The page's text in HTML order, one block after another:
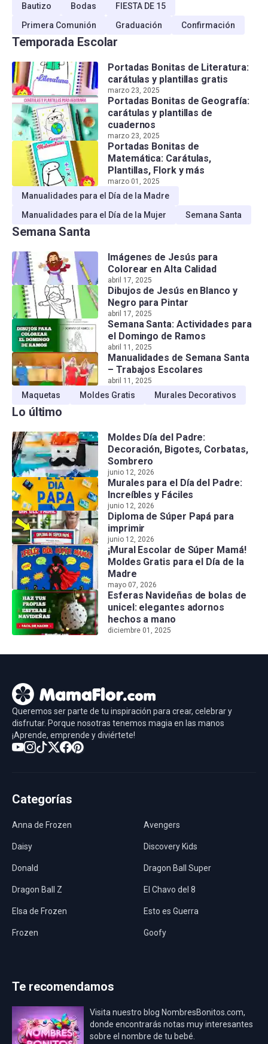
Bautizo Bodas
FIESTA DE 15
Primera Comunión
Graduación Confirmación
Temporada Escolar
Portadas Bonitas de Literatura:
carátulas y plantillas gratis
marzo 23, 2025
Portadas Bonitas de Geografía:
carátulas y plantillas de
cuadernos
marzo 23, 2025
Portadas Bonitas de
Matemática: Carátulas,
Plantillas, Flork y más
marzo 01, 2025
Manualidades para el Día de la Madre
Manualidades para el Día de la Mujer
Semana Santa
Semana Santa
Imágenes de Jesús para
Colorear en Alta Calidad
abril 17, 2025
Dibujos de Jesús en Blanco y
Negro para Pintar
abril 17, 2025
Semana Santa: Actividades para
el Domingo de Ramos
abril 11, 2025
Manualidades de Semana Santa
– Trabajos Escolares
abril 11, 2025
Maquetas Moldes Gratis Murales Decorativos
Lo último
Moldes Día del Padre:
Decoración, Bigotes, Corbatas,
Sombrero
junio 12, 2026
Murales para el Día del Padre:
Increíbles y Fáciles
junio 12, 2026
Diploma de Súper Papá para
imprimir
junio 12, 2026
¡Mural Escolar de Súper Mamá!
Moldes Gratis para el Día de la
Madre
mayo 07, 2026
Esferas Navideñas de bolas de
unicel: elegantes adornos
hechos a mano
diciembre 01, 2025
Queremos ser parte de tu inspiración para crear, celebrar y
disfrutar. Porque nosotras tenemos magia en las manos
¡Aprende, emprende y diviértete!
Categorías
Anna de Frozen Avengers
Daisy Discovery Kids
Donald Dragon Ball Super
Dragon Ball Z El Chavo del 8
Elsa de Frozen Esto es Guerra
Frozen Goofy
Los Minions Los Vengadores
Mario Bros Mi Villano Favorito
Te recomendamos
Visita nuestro blog NombresBonitos.com,
donde encontrarás notas muy interesantes
sobre el nombre de tu bebé.